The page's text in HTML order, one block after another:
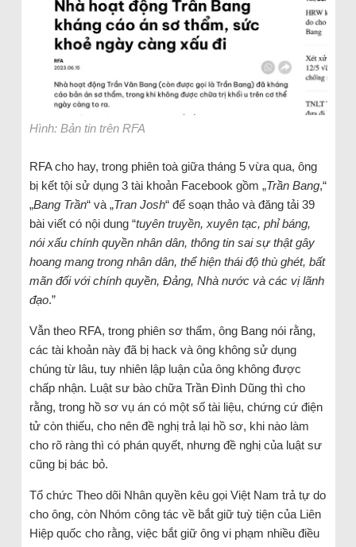
Hình: Bản tin trên RFA
RFA cho hay, trong phiên toà giữa tháng 5 vừa qua, ông
bị kết tội sử dụng 3 tài khoản Facebook gồm „Trần Bang,“
„Bang Trần“ và „Tran Josh“ để soạn thảo và đăng tải 39
bài viết có nội dung “tuyên truyền, xuyên tạc, phỉ báng,
nói xấu chính quyền nhân dân, thông tin sai sự thật gây
hoang mang trong nhân dân, thể hiện thái độ thù ghét, bất
mãn đối với chính quyền, Đảng, Nhà nước và các vị lãnh
đạo.”
Vẫn theo RFA, trong phiên sơ thẩm, ông Bang nói rằng,
các tài khoản này đã bị hack và ông không sử dụng
chúng từ lâu, tuy nhiên lập luận của ông không được
chấp nhận. Luật sư bào chữa Trần Đình Dũng thì cho
rằng, trong hồ sơ vụ án có một số tài liệu, chứng cứ điện
tử còn thiếu, cho nên đề nghị trả lại hồ sơ, khi nào làm
cho rõ ràng thì có phán quyết, nhưng đề nghị của luật sư
cũng bị bác bỏ.
Tổ chức Theo dõi Nhân quyền kêu gọi Việt Nam trả tự do
cho ông, còn Nhóm công tác về bắt giữ tuỳ tiện của Liên
Hiệp quốc cho rằng, việc bắt giữ ông vi phạm nhiều điều